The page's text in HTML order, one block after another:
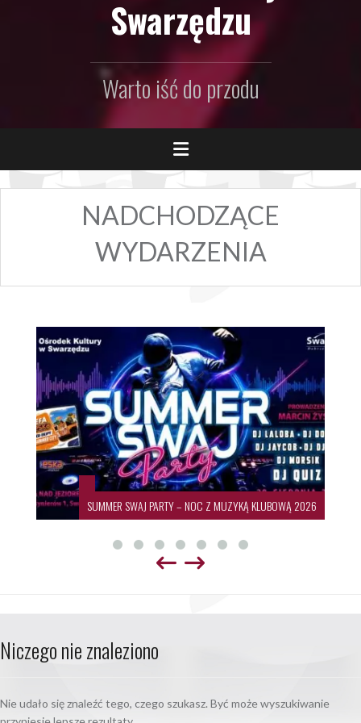
Swarzędzu
Warto iść do przodu
NADCHODZĄCE
WYDARZENIA
SUMMER SWAJ PARTY – NOC Z MUZYKĄ KLUBOWĄ 2026
Niczego nie znaleziono
Nie udało się znaleźć tego, czego szukasz. Być może wyszukiwanie